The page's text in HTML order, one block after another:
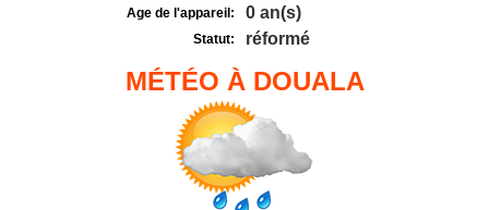
Age de l'appareil:
0 an(s)
Statut: réformé
MÉTÉO À DOUALA